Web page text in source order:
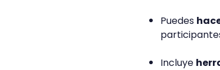
Puedes
Incluye